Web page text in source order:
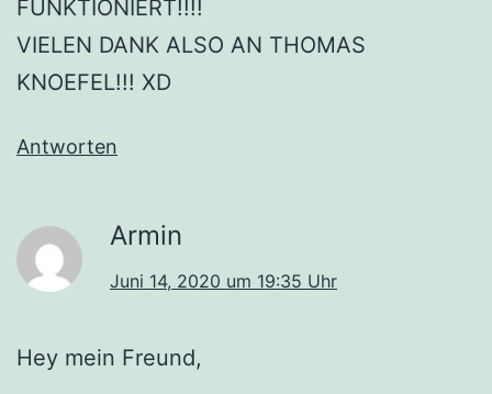
FUNKTIONIERT!!!!
VIELEN DANK ALSO AN THOMAS
KNOEFEL!!! XD
Antworten
Armin
Juni 14, 2020 um 19:35 Uhr
Hey mein Freund,